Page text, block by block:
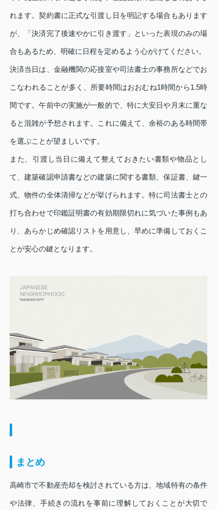
れます。契約書に正式な引渡し日を明記する場合もあります
が、「決済完了後速やかに引き渡す」といった表現のみの場
合もあるため、明確に日程を定めるよう心がけてください。
決済当日は、金融機関の応接室や司法書士の事務所などでお
こなわれることが多く、所要時間はおおむね1時間から1.5時
間です。午前中の実施が一般的で、特に大安日や月末に重な
ると混雑が予想されます。これに備えて、余裕のある時間帯
を選ぶことが望ましいです。
また、引渡し当日に備えて整えておきたい書類や物品とし
て、建築確認申請書などの建築に関する書類、保証書、鍵一
式、物件の全体清掃などが挙げられます。特に司法書士との
打ち合わせで印鑑証明書の有効期限切れに気づいた事例もあ
り、あらかじめ確認リストを用意し、早めに準備しておくこ
とが安心の鍵となります。
まとめ
高崎市で不動産売却を検討されている方は、地域特有の条件
や法律、手続きの流れを事前に理解しておくことが大切で